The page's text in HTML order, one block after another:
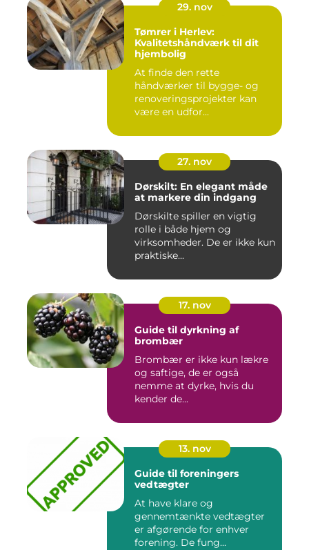
29. nov
Tømrer i Herlev:
Kvalitetshåndværk til dit
hjembolig
At finde den rette
håndværker til bygge- og
renoveringsprojekter kan
være en udfor...
27. nov
Dørskilt: En elegant måde
at markere din indgang
Dørskilte spiller en vigtig
rolle i både hjem og
virksomheder. De er ikke kun
praktiske...
17. nov
Guide til dyrkning af
brombær
Brombær er ikke kun lækre
og saftige, de er også
nemme at dyrke, hvis du
kender de...
13. nov
Guide til foreningers
vedtægter
At have klare og
gennemtænkte vedtægter
er afgørende for enhver
forening. De fung...